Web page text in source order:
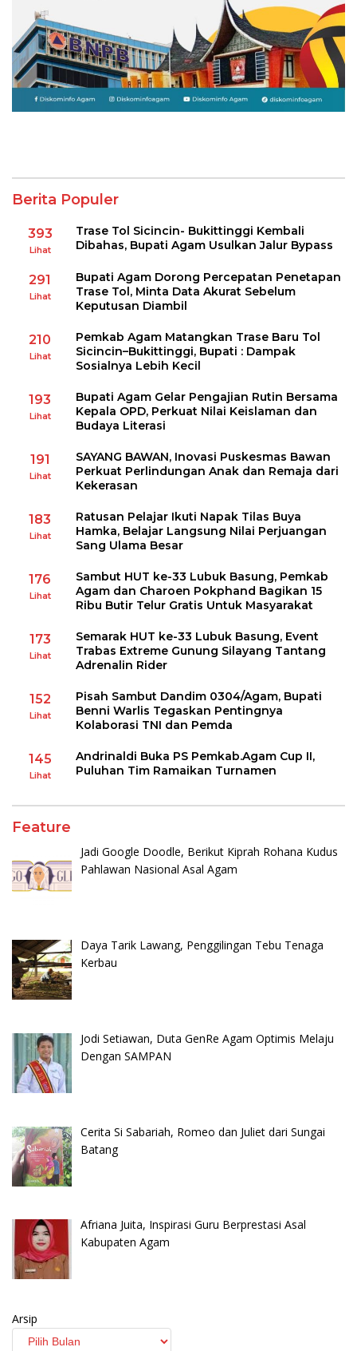
Berita Populer
393
Lihat
Trase Tol Sicincin- Bukittinggi Kembali
Dibahas, Bupati Agam Usulkan Jalur Bypass
291
Lihat
Bupati Agam Dorong Percepatan Penetapan
Trase Tol, Minta Data Akurat Sebelum
Keputusan Diambil
210
Lihat
Pemkab Agam Matangkan Trase Baru Tol
Sicincin–Bukittinggi, Bupati : Dampak
Sosialnya Lebih Kecil
193
Lihat
Bupati Agam Gelar Pengajian Rutin Bersama
Kepala OPD, Perkuat Nilai Keislaman dan
Budaya Literasi
191
Lihat
SAYANG BAWAN, Inovasi Puskesmas Bawan
Perkuat Perlindungan Anak dan Remaja dari
Kekerasan
183
Lihat
Ratusan Pelajar Ikuti Napak Tilas Buya
Hamka, Belajar Langsung Nilai Perjuangan
Sang Ulama Besar
176
Lihat
Sambut HUT ke-33 Lubuk Basung, Pemkab
Agam dan Charoen Pokphand Bagikan 15
Ribu Butir Telur Gratis Untuk Masyarakat
173
Lihat
Semarak HUT ke-33 Lubuk Basung, Event
Trabas Extreme Gunung Silayang Tantang
Adrenalin Rider
152
Lihat
Pisah Sambut Dandim 0304/Agam, Bupati
Benni Warlis Tegaskan Pentingnya
Kolaborasi TNI dan Pemda
145
Lihat
Andrinaldi Buka PS Pemkab.Agam Cup II,
Puluhan Tim Ramaikan Turnamen
Feature
Jadi Google Doodle, Berikut Kiprah Rohana Kudus
Pahlawan Nasional Asal Agam
Daya Tarik Lawang, Penggilingan Tebu Tenaga
Kerbau
Jodi Setiawan, Duta GenRe Agam Optimis Melaju
Dengan SAMPAN
Cerita Si Sabariah, Romeo dan Juliet dari Sungai
Batang
Afriana Juita, Inspirasi Guru Berprestasi Asal
Kabupaten Agam
Arsip